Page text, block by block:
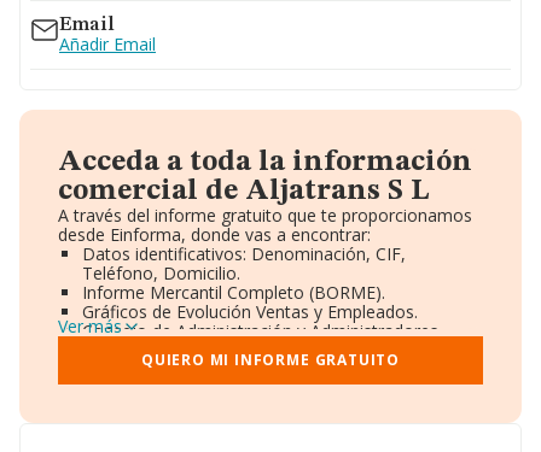
Email
Añadir Email
Acceda a toda la información
comercial de Aljatrans S L
A través del informe gratuito que te proporcionamos
desde Einforma, donde vas a encontrar:
Datos identificativos: Denominación, CIF,
Teléfono, Domicilio.
Informe Mercantil Completo (BORME).
Gráficos de Evolución Ventas y Empleados.
Consejo de Administración y Administradores.
Directivos y Ejecutivos.
Accionistas.
Participaciones y Vinculaciones en otras empresas.
Información oficial y registral complementaria.
Ver más
QUIERO MI INFORME GRATUITO